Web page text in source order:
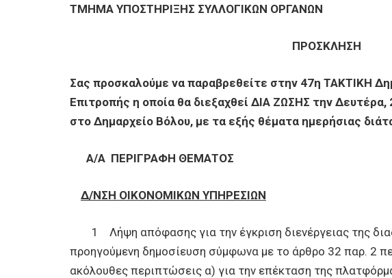
ΤΜΗΜΑ ΥΠΟΣΤΗΡΙΞΗΣ ΣΥΛΛΟΓΙΚΩΝ ΟΡΓΑΝΩΝ
ΠΡΟΣΚΛΗΣΗ
Σας προσκαλούμε να παραβρεθείτε στην 47η ΤΑΚΤΙΚΗ
Επιτροπής η οποία θα διεξαχθεί ΔΙΑ ΖΩΣΗΣ την
στο Δημαρχείο Βόλου, με τα εξής θέματα ημερήσιας
Α/Α ΠΕΡΙΓΡΑΦΗ ΘΕΜΑΤΟΣ
Δ/ΝΣΗ ΟΙΚΟΝΟΜΙΚΩΝ ΥΠΗΡΕΣΙΩΝ
1 Λήψη απόφασης για την έγκριση διενέργειας της
προηγούμενη δημοσίευση σύμφωνα με το άρθρο 32 παρ. 2
ακόλουθες περιπτώσεις α) για την επέκταση της